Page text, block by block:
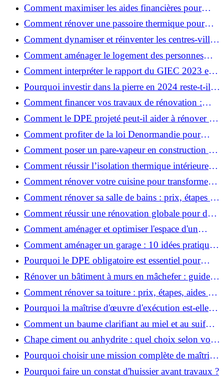
SPF
Comment maximiser les aides financières pour
votre rénovation ?
Comment rénover une passoire thermique pour
une maison durable ?
Comment dynamiser et réinventer les centres-villes
avec Action Cœur de Ville ?
Comment aménager le logement des personnes
âgées et obtenir des aides financières ?
Comment interpréter le rapport du GIEC 2023 et
en retenir l'essentiel ?
Pourquoi investir dans la pierre en 2024 reste-t-il
un choix sûr ?
Comment financer vos travaux de rénovation :
aides, prêts et solutions pratiques ?
Comment le DPE projeté peut-il aider à rénover et
valoriser votre bien ?
Comment profiter de la loi Denormandie pour
investir dans l'ancien et défiscaliser ?
Comment poser un pare-vapeur en construction et
rénovation : rôle et erreurs à éviter?
Comment réussir l’isolation thermique intérieure
pour une maison économe en énergie ?
Comment rénover votre cuisine pour transformer
votre espace de vie ?
Comment rénover sa salle de bains : prix, étapes et
astuces ?
Comment réussir une rénovation globale pour des
économies et un confort durables?
Comment aménager et optimiser l'espace d'un
studio : 10 astuces pratiques ?
Comment aménager un garage : 10 idées pratiques
et efficaces ?
Pourquoi le DPE obligatoire est essentiel pour
vendre ou louer un bien ?
Rénover un bâtiment à murs en mâchefer : guide
pratique et solutions
Comment rénover sa toiture : prix, étapes, aides et
réglementation ?
Pourquoi la maîtrise d'œuvre d'exécution est-elle
indispensable pour vos chantiers ?
Comment un baume clarifiant au miel et au suif
peut-il purifier la peau ?
Chape ciment ou anhydrite : quel choix selon votre
projet ?
Pourquoi choisir une mission complète de maîtrise
d’œuvre pour réussir vos projets?
Pourquoi faire un constat d'huissier avant travaux ?